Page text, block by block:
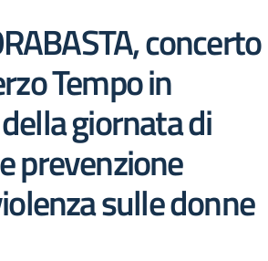
concerto
Tempo in
giornata di
prevenzione
sulle donne